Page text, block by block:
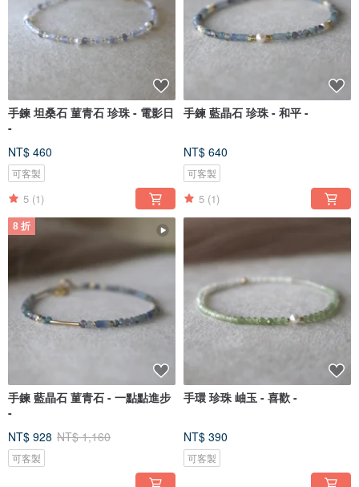
手鍊 坦桑石 菫青石 珍珠 - 電影日
-
NT$ 460
可客製
5 (1)
手鍊 藍晶石 珍珠 - 和平 -
NT$ 640
可客製
5 (1)
8 折
手鍊 藍晶石 菫青石 - 一點點進步
-
NT$ 928 NT$ 1,160
可客製
手環 珍珠 岫玉 - 喜歡 -
NT$ 390
可客製